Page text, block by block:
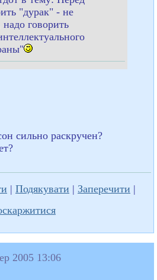
"дурак" - не
говорить
сильно раскручен?
| Подякувати | Заперечити |
2005 13:06